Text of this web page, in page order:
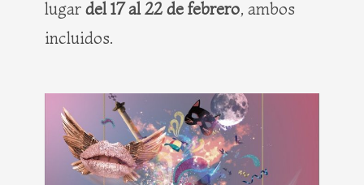
lugar del 17 al 22 de febrero, ambos
incluidos.